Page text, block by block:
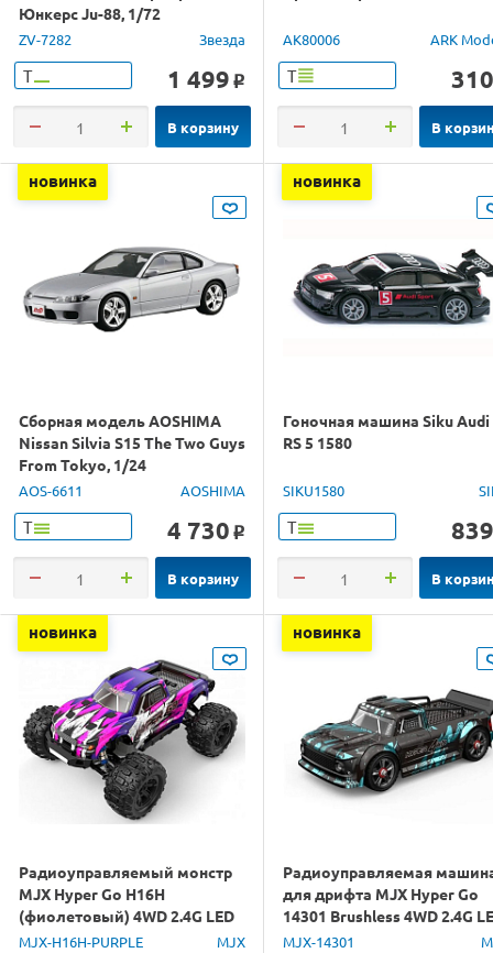
Юнкерс Ju-88, 1/72
ZV-7282 Звезда
Т 1 499 o
В корзину
AK80006 ARK
Т 310
В
новинка
Сборная модель AOSHIMA
Nissan Silvia S15 The Two Guys
From Tokyo, 1/24
AOS-6611 AOSHIMA
Т 4 730 o
В корзину
новинка
Гоночная машина Siku Audi
RS 5 1580
SIKU1580
Т 839
В
новинка
Радиоуправляемый монстр
MJX Hyper Go H16H
(фиолетовый) 4WD 2.4G LED
GPS 1/16 RTR
MJX-H16H-PURPLE MJX
новинка
Радиоуправляемая
для дрифта MJX Hyper Go
14301 Brushless 4WD 2.4G
1/14 RTR
MJX-14301